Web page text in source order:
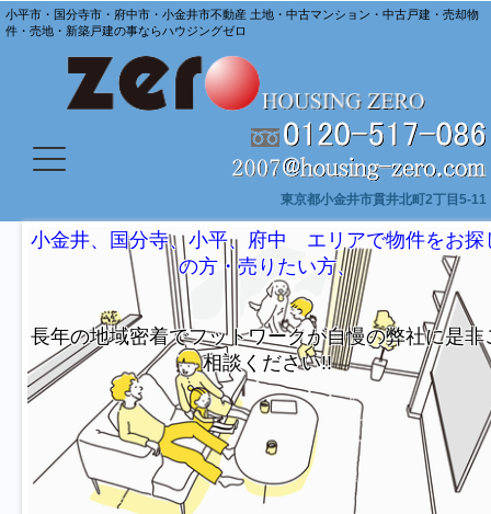
小平市・国分寺市・府中市・小金井市不動産 土地・中古マンション・中古戸建・売却物
件・売地・新築戸建の事ならハウジングゼロ
東京都小金井市貫井北町2丁目5-11
小金井、国分寺、小平、府中 エリアで物件をお探
の方・売りたい方、
長年の地域密着でフットワークが自慢の弊社に是非
相談ください!!